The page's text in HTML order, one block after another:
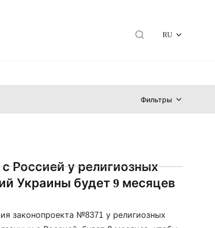
RU
Фильтры
Россией у религиозных
Украины будет 9 месяцев
законопроекта №8371 у религиозных